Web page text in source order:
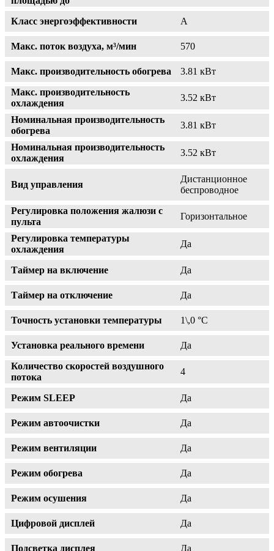
Класс энергоэффективности
A
Макс. поток воздуха, м³/мин 570
Макс. производительность обогрева
3.81 кВт
Макс. производительность
охлаждения
3.52 кВт
Номинальная производительность
обогрева
3.81 кВт
Номинальная производительность
охлаждения
3.52 кВт
Вид управления
Дистанционное
беспроводное
Регулировка положения жалюзи с
пульта
Горизонтальное
Регулировка температуры
охлаждения
Да
Таймер на включение Да
Таймер на отключение Да
Точность установки температуры 1\,0 °С
Установка реального времени
Да
Количество скоростей воздушного
потока
4
Режим SLEEP Да
Режим автоочистки Да
Режим вентиляции Да
Режим обогрева Да
Режим осушения Да
Цифровой дисплей Да
Подсветка дисплея Да